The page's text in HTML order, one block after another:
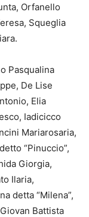
Orfanello
Squeglia
Pasqualina
De Lise
Elia
Iadicicco
Mariarosaria,
“Pinuccio”,
Giorgia,
Ilaria,
detta “Milena”,
Battista